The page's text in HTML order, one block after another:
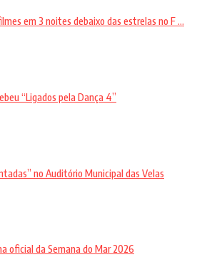
em 3 noites debaixo das estrelas no F ...
“Ligados pela Dança 4”
no Auditório Municipal das Velas
oficial da Semana do Mar 2026